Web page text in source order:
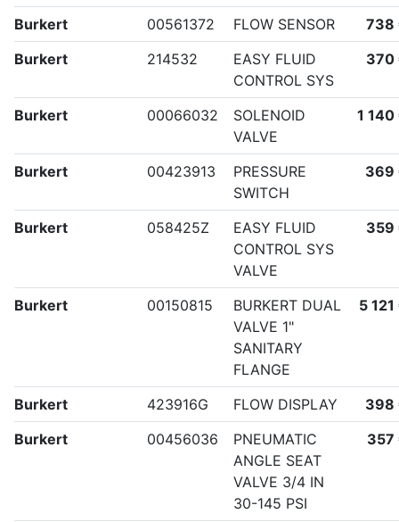
Burkert 00561372 FLOW SENSOR
738
Burkert
214532
EASY FLUID
CONTROL SYS
370
Burkert 00066032
SOLENOID
VALVE
1 140
Burkert 00423913
PRESSURE
SWITCH
369
Burkert 058425Z
EASY FLUID
CONTROL SYS
VALVE
359
Burkert 00150815
BURKERT DUAL
VALVE 1"
SANITARY
FLANGE
5 121
Burkert 423916G FLOW DISPLAY
398
Burkert
00456036
PNEUMATIC
ANGLE SEAT
VALVE 3/4 IN
30-145 PSI
357